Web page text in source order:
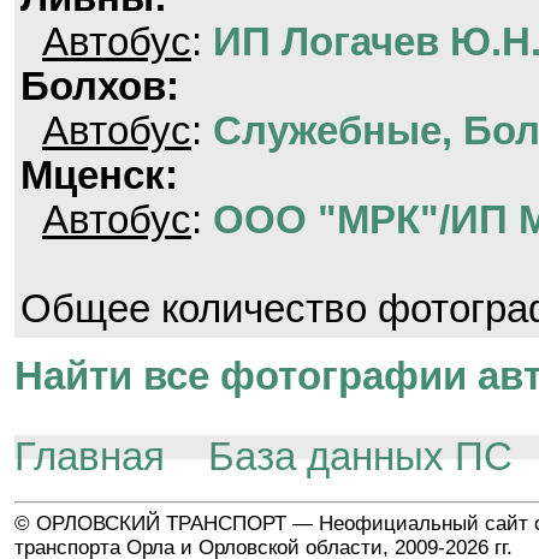
Автобус: ИП Логачев
Болхов:
Автобус: Служебные,
Мценск:
Автобус: ООО "МРК"/ИП
Общее количество
Найти все фотографии
Главная
База данных ПС
© ОРЛОВСКИЙ ТРАНСПОРТ — Неофициальный сайт
транспорта Орла и Орловской области, 2009-2026 гг.